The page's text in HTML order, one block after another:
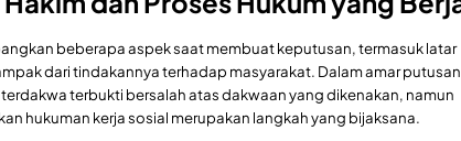
beberapa aspek saat membuat keputusan, termasuk latar
dari tindakannya terhadap masyarakat. Dalam amar
terbukti bersalah atas dakwaan yang dikenakan, namun
hukuman kerja sosial merupakan langkah yang bijaksana.